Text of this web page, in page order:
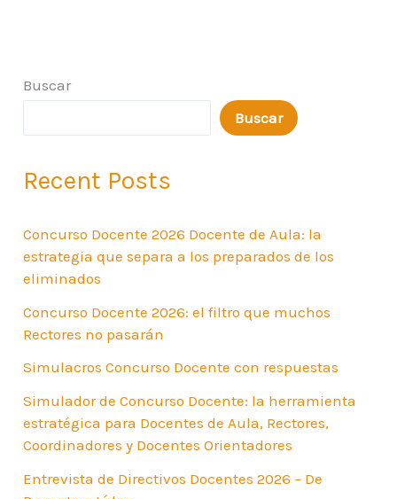
Buscar
Buscar
Recent Posts
Concurso Docente 2026 Docente de Aula: la
estrategia que separa a los preparados de los
eliminados
Concurso Docente 2026: el filtro que muchos
Rectores no pasarán
Simulacros Concurso Docente con respuestas
Simulador de Concurso Docente: la herramienta
estratégica para Docentes de Aula, Rectores,
Coordinadores y Docentes Orientadores
Entrevista de Directivos Docentes 2026 – De